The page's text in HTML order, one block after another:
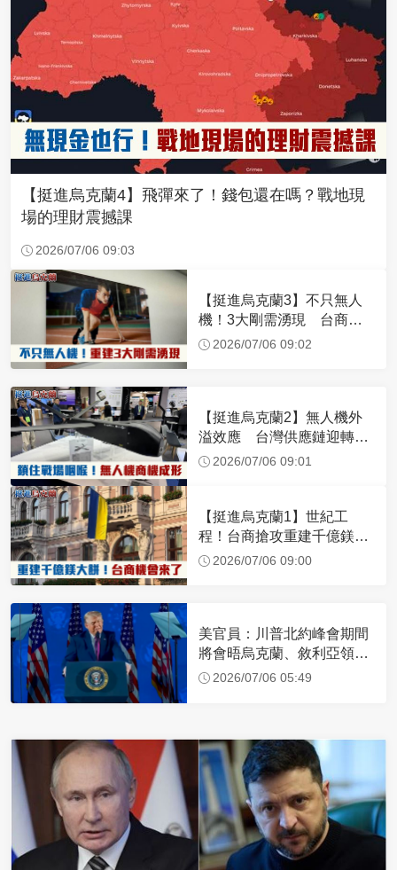
【挺進烏克蘭4】飛彈來了！錢包還在嗎？戰地現
場的理財震撼課
2026/07/06 09:03
【挺進烏克蘭3】不只無人
機！3大剛需湧現 台商深
化布局插旗東歐
2026/07/06 09:02
【挺進烏克蘭2】無人機外
溢效應 台灣供應鏈迎轉單
潮 2026/07/06 09:01
【挺進烏克蘭1】世紀工
程！台商搶攻重建千億鎂大
餅 2026/07/06 09:00
美官員：川普北約峰會期間
將會晤烏克蘭、敘利亞領導
人2026/07/06 05:49